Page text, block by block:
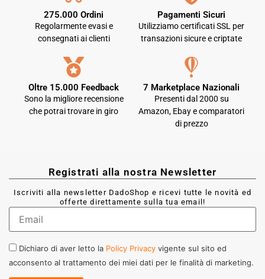
275.000 Ordini
Regolarmente evasi e
consegnati ai clienti
Pagamenti Sicuri
Utilizziamo certificati SSL per
transazioni sicure e criptate
Oltre 15.000 Feedback
Sono la migliore recensione
che potrai trovare in giro
7 Marketplace Nazionali
Presenti dal 2000 su
Amazon, Ebay e comparatori
di prezzo
Registrati alla nostra Newsletter
Iscriviti alla newsletter DadoShop e ricevi tutte le novità ed
offerte direttamente sulla tua email!
Dichiaro di aver letto la Policy Privacy vigente sul sito ed
acconsento al trattamento dei miei dati per le finalità di marketing.